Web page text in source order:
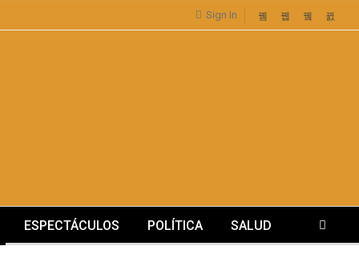
Sign In
ESPECTÁCULOS POLÍTICA SALUD